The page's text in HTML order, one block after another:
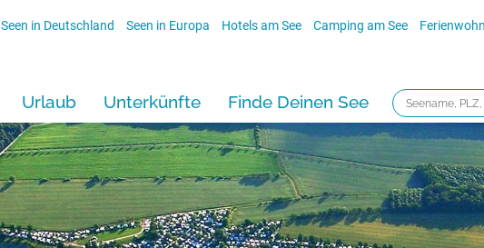
Seen in Deutschland Seen in Europa Hotels am See Camping am See
Urlaub Unterkünfte Finde Deinen See